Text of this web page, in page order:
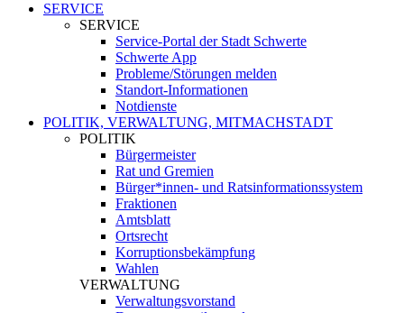
SERVICE
SERVICE
Service-Portal der Stadt Schwerte
Schwerte App
Probleme/Störungen melden
Standort-Informationen
Notdienste
POLITIK, VERWALTUNG, MITMACHSTADT
POLITIK
Bürgermeister
Rat und Gremien
Bürger*innen- und Ratsinformationssystem
Fraktionen
Amtsblatt
Ortsrecht
Korruptionsbekämpfung
Wahlen
VERWALTUNG
Verwaltungsvorstand